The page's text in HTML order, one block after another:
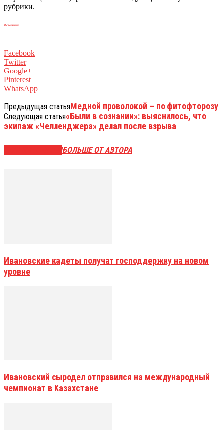
рубрики.
Источник
Facebook
Twitter
Google+
Pinterest
WhatsApp
Предыдущая статьяМедной проволокой – по фитофторозу
Следующая статья«Были в сознании»: выяснилось, что
экипаж «Челленджера» делал после взрыва
БОЛЬШЕ ОТ АВТОРА
Ивановские кадеты получат господдержку на новом
уровне
Ивановский сыродел отправился на международный
чемпионат в Казахстане